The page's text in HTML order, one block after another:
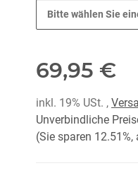
Bitte wählen Sie
69,95 €
inkl. 19% USt. ,
Unverbindliche
(Sie sparen 12.51%,